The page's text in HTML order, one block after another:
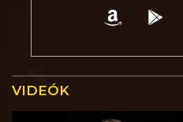
VIDEÓK